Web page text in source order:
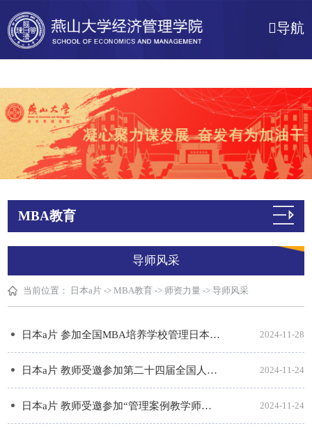
日本a片
导航
MBA教育
导师风采
当前位置： 日本a片 ->MBA教育 -> 师资力量 ->导师风采
日本a片 参加全国MBA培养学校管理日本a片院长联席会议 2024-11-28
日本a片 教师受邀参加第二十四届全国人力资源管理课程师资研讨会 2024-11-24
日本a片 教师受邀参加“管理案例教学师资能力提升班” 2024-11-24